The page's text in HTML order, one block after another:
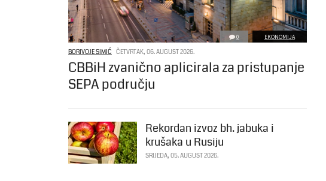
0 EKONOMIJA
BORIVOJE SIMIĆ ČETVRTAK, 06. AUGUST 2026.
CBBiH zvanično aplicirala za pristupanje
SEPA području
Rekordan izvoz bh. jabuka i
krušaka u Rusiju
SRIJEDA, 05. AUGUST 2026.